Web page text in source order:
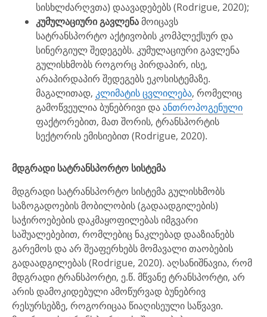
სისხლძარღვთა) დაავადებებს (Rodrigue, 2020);
კუმულაციური გავლენამოიცავს
სატრანსპორტო აქტივობის კომპლექსურ და
სინერგიულ შედეგებს. კუმულაციური გავლენა
გულისხმობს როგორც პირდაპირ, ისე,
არაპირდაპირ შედეგებს ეკოსისტემაზე.
მაგალითად, კლიმატის ცვლილება, რომელიც
გამოწვეულია ბუნებრივი დაანთროპოგენული
ფაქტორებით, მათ შორის, ტრანსპორტის
სექტორის ემისიებით (Rodrigue, 2020).
მდგრადი სატრანსპორტო სისტემა
მდგრადი სატრანსპორტო სისტემა გულისხმობს
საზოგადოების მობილობის (გადაადგილების)
საჭიროებების დაკმაყოფილებას იმგვარი
საშუალებებით, რომლებიც ნაკლებად დააზიანებს
გარემოს და არ შეაფერხებს მომავალი თაობების
გადაადგილებას (Rodrigue, 2020). აღსანიშნავია, რომ
მდგრადი ტრანსპორტი, ე.წ. მწვანე ტრანსპორტი, არ
არის დამოკიდებული ამოწურვად ბუნებრივ
რესურსებზე, როგორიცაა წიაღისეული საწვავი.